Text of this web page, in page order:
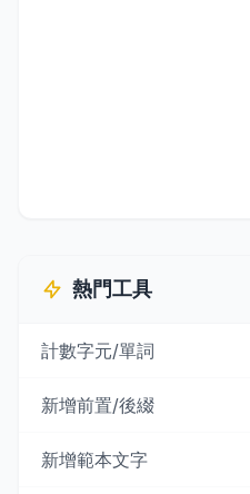
熱門工具
計數字元/單詞
新增前置/後綴
新增範本文字